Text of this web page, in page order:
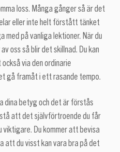
loss. Många gånger så är det
eller inte helt förstått tänket
med på vanliga lektioner. När du
oss så blir det skillnad. Du kan
via den ordinarie
gå framåt i ett rasande tempo.
dina betyg och det är förstås
att det självförtroende du får
viktigare. Du kommer att bevisa
att du visst kan vara bra på det